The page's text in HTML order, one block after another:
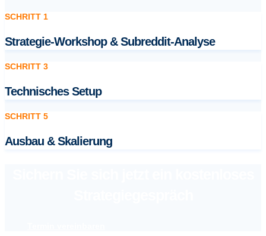
SCHRITT 1
Strategie-Workshop & Subreddit-Analyse
SCHRITT 3
Technisches Setup
SCHRITT 5
Ausbau & Skalierung